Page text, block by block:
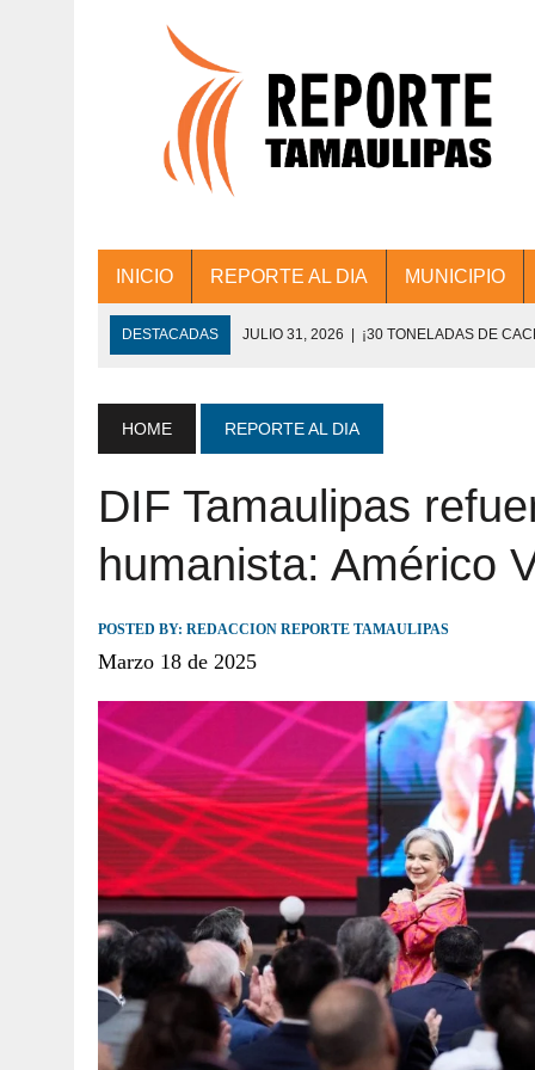
INICIO REPORTE AL DIA MUNICIPIO
DESTACADAS JULIO 31, 2026 | ¡30 TONELADAS DE
JULIO 30, 2026 | 💧🚰 ¡AGUA PARA LA COMUNIDAD!
JULIO 30, 2026 ¡TRABAJO EN EQUIPO Y RESULTADOS!
JULIO 30, 2026 TAMAULIPAS TE INVITA A DESCUBRIR EL
HOME REPORTE AL DIA
DIF Tamaulipas
humanista: Américo
POSTED BY: REDACCION REPORTE TAMAULIPAS
Marzo 18 de 2025